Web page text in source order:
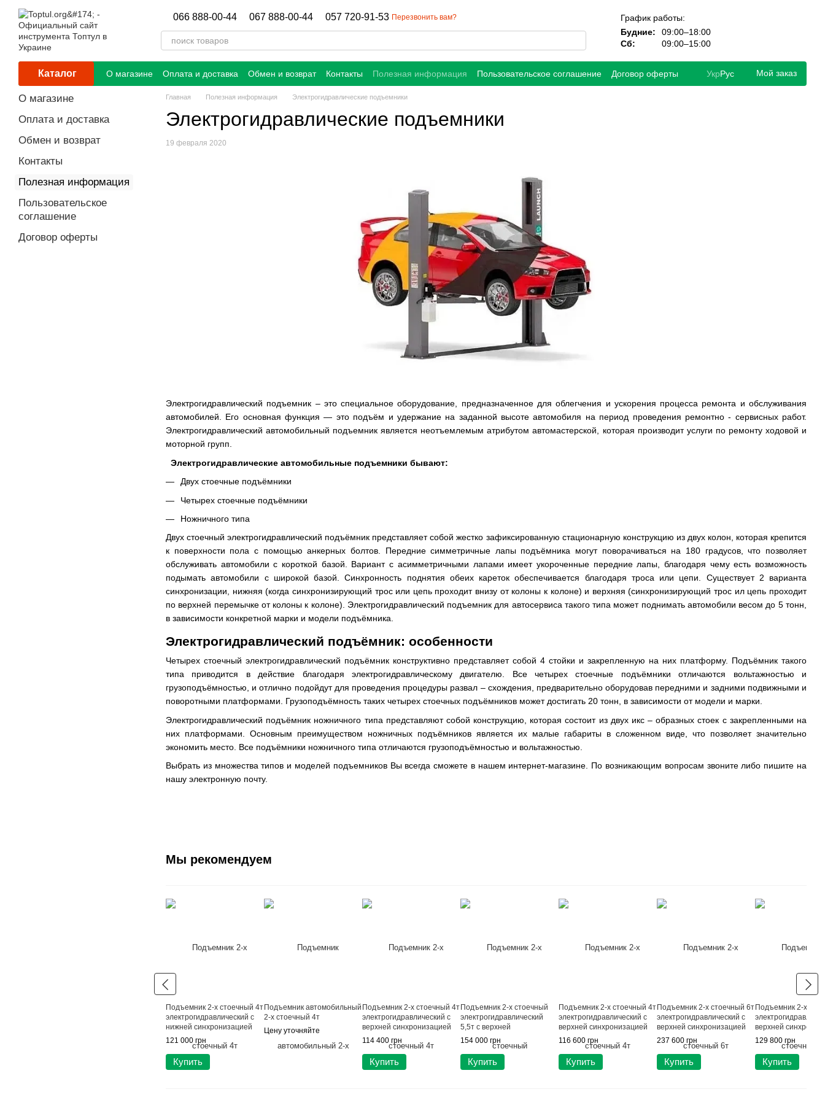
Перейти к основному контенту
066 888-00-44 067 888-00-44 057 720-91-53 Перезвонить вам?
График работы:
Будние:
09:00–18:00
Сб:
09:00–15:00
Каталог О магазине Оплата и доставка Обмен и возврат Контакты Полезная информация Пользовательское соглашение Договор оферты УкрРус Мой заказ
Главная Полезная информация Электрогидравлические подъемники
Электрогидравлические подъемники
19 февраля 2020
Электрогидравлический подъемник – это специальное оборудование, предназначенное для облегчения и ускорения процесса ремонта и обслуживания
автомобилей. Его основная функция — это подъём и удержание на заданной высоте автомобиля на период проведения ремонтно - сервисных работ.
Электрогидравлический автомобильный подъемник является неотъемлемым атрибутом автомастерской, которая производит услуги по ремонту ходовой и
моторной групп.
Электрогидравлические автомобильные подъемники бывают:
Двух стоечные подъёмники
Четырех стоечные подъёмники
Ножничного типа
Двух стоечный электрогидравлический подъёмник представляет собой жестко зафиксированную стационарную конструкцию из двух колон, которая крепится
к поверхности пола с помощью анкерных болтов. Передние симметричные лапы подъёмника могут поворачиваться на 180 градусов, что позволяет
обслуживать автомобили с короткой базой. Вариант с асимметричными лапами имеет укороченные передние лапы, благодаря чему есть возможность
подымать автомобили с широкой базой. Синхронность поднятия обеих кареток обеспечивается благодаря троса или цепи. Существует 2 варианта
синхронизации, нижняя (когда синхронизирующий трос или цепь проходит внизу от колоны к колоне) и верхняя (синхронизирующий трос ил цепь проходит
по верхней перемычке от колоны к колоне). Электрогидравлический подъемник для автосервиса такого типа может поднимать автомобили весом до 5 тонн,
в зависимости конкретной марки и модели подъёмника.
Электрогидравлический подъёмник: особенности
Четырех стоечный электрогидравлический подъёмник конструктивно представляет собой 4 стойки и закрепленную на них платформу. Подъёмник такого
типа приводится в действие благодаря электрогидравлическому двигателю. Все четырех стоечные подъёмники отличаются вольтажностью и
грузоподъёмностью, и отлично подойдут для проведения процедуры развал – схождения, предварительно оборудовав передними и задними подвижными и
поворотными платформами. Грузоподъёмность таких четырех стоечных подъёмников может достигать 20 тонн, в зависимости от модели и марки.
Электрогидравлический подъёмник ножничного типа представляют собой конструкцию, которая состоит из двух икс – образных стоек с закрепленными на
них платформами. Основным преимуществом ножничных подъёмников является их малые габариты в сложенном виде, что позволяет значительно
экономить место. Все подъёмники ножничного типа отличаются грузоподъёмностью и вольтажностью.
Выбрать из множества типов и моделей подъемников Вы всегда сможете в нашем интернет-магазине. По возникающим вопросам звоните либо пишите на
нашу электронную почту.
Мы рекомендуем
Подъемник 2-х стоечный 4т
электрогидравлический с
нижней синхронизацией
380В LAUNCH TLT-240SBA
121 000 грн
Купить
Подъемник автомобильный
2-х стоечный 4т
Цену уточняйте
Подъемник 2-х стоечный 4т
электрогидравлический с
верхней синхронизацией
380В LAUNCH TLT-240SC-
114 400 грн
Купить
Подъемник 2-х стоечный
электрогидравлический
5,5т с верхней
синхронизацией 380В
(Electro-magnetic release)
BRIGHT BETA55-380
154 000 грн
Купить
Подъемник 2-х стоечный 4т
электрогидравлический с
верхней синхронизацией
220В LAUNCH TLT-240SC-
116 600 грн
Купить
Подъемник 2-х стоечный 6т
электрогидравлический с
верхней синхронизацией
LAUNCH TLT260AT
237 600 грн
Купить
Подъемник 2-х
верхней
380В LAUNCH TLT-
129 800 грн
Купить
О магазине
Оплата и доставка
Обмен и возврат
Контакты
Полезная информация
Пользовательское
соглашение
Договор оферты